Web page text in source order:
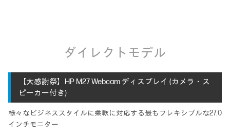
ダイレクトモデル
【大感謝祭】HP M27 Webcam ディスプレイ (カメラ・ス
ピーカー付き)
様々なビジネススタイルに柔軟に対応する最もフレキシブルな27.0
インチモニター